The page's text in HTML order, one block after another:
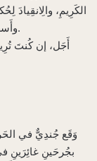
الكَرِيمِ، والِانقِيادَ
وأَسطَعُ نُورٍ للقَبْرِ، وأَيسَرُ تَذكِرةِ مُرُورٍ في رِحلةِ الخُلُودِ.
أَجَل، إن كُنتَ
وَقَع جُندِيٌّ في
بجُرحَينِ غائِرَينِ